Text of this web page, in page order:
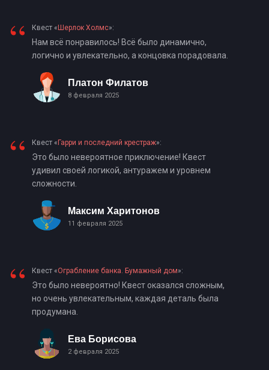
“ Квест «Шерлок Холмс»:
Нам всё понравилось! Всё было динамично,
логично и увлекательно, а концовка порадовала.
Платон Филатов
8 февраля 2025
“ Квест «Гарри и последний крестраж»:
Это было невероятное приключение! Квест
удивил своей логикой, антуражем и уровнем
сложности.
Максим Харитонов
11 февраля 2025
“ Квест «Ограбление банка. Бумажный дом»:
Это было невероятно! Квест оказался сложным,
но очень увлекательным, каждая деталь была
продумана.
Ева Борисова
2 февраля 2025